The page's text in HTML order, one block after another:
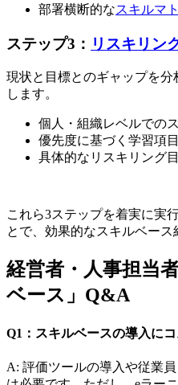
部署横断的なスキルマ
ステップ3： リスキリン
現状と目標とのギャップを
します。
個人・組織レベルでの
優先度に基づく学習項
具体的なリスキリング
これら3ステップを着実に実
とで、効果的なスキルベース
経営者・人事担当
ベース」Q&A
Q1：スキルベースの導入に
A: 評価ツールの導入や従業